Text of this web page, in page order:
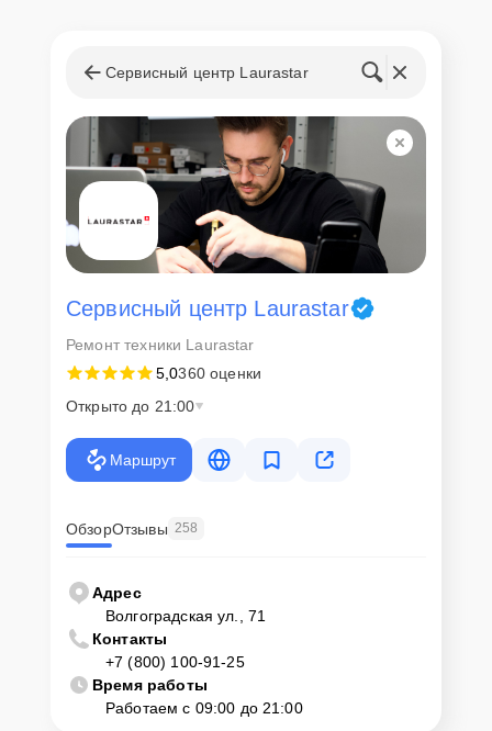
Сервисный центр Laurastar
Сервисный центр Laurastar
Ремонт техники Laurastar
5,0360 оценки
Открыто до 21:00
Маршрут
ОбзорОтзывы 258
Адрес
Волгоградская ул., 71
Контакты
+7 (800) 100-91-25
Время работы
Работаем с 09:00 до 21:00